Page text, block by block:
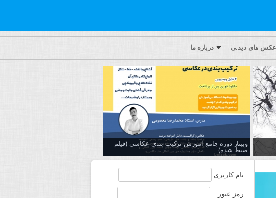
عکس های دیدنی درباره ما
وبینار دوره جامع آموزش تركيب بندي عكاسي (فیلم
ضبط شده)
نام کاربری
رمز عبور